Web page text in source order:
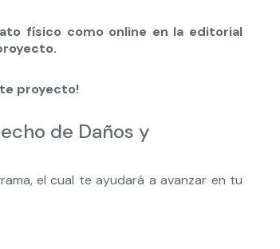
físico como online en la editorial
proyecto!
de Daños y
el cual te ayudará a avanzar en tu